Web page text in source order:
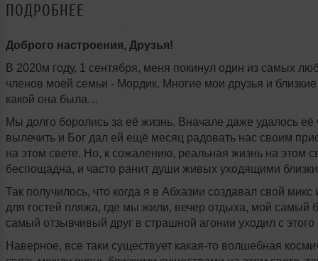
ПОДРОБНЕЕ
Доброго настроения, Друзья!
В 2020м году, 1 сентября, меня покинул один из самых
членов моей семьи - Мордик. Многие мои друзья и
какой она была…
Мы долго боролись за её жизнь. Вначале даже удалось её
вылечить и Бог дал ей ещё месяц радовать нас своим
на этом свете. Но, к сожалению, реальная жизнь на этом
беспощадна, и часто ранит души живых уходящими
Так получилось, что когда я в Абхазии создавал свой
для гостей пляжа, где мы жили, вечер отдыха, мой самый
самый отзывчивый друг в страшной агонии уходил с этого
Наверное, все таки существует какая-то волшебная